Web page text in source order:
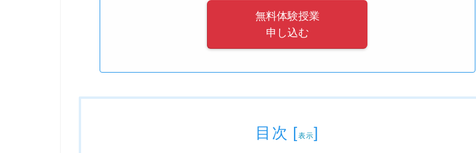
無料体験授業
申し込む
目次 [表示]